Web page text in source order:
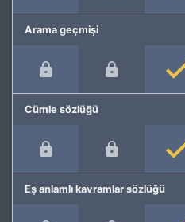
Arama geçmişi
Cümle sözlüğü
Eş anlamlı kavramlar sözlüğü